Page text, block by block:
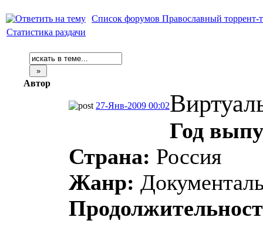
Список форумов Православный торрент-
Статистика раздачи
Автор
27-Янв-2009 00:02
Год
Страна: Россия
Жанр: